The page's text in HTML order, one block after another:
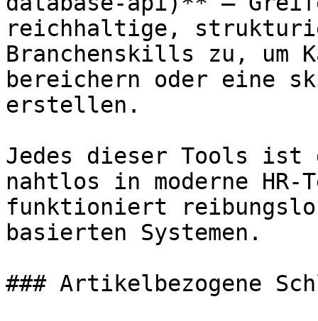
reichhaltige,
Branchenskills zu, um
bereichern oder eine
erstellen.
Jedes dieser Tools ist
nahtlos in moderne HR-
funktioniert
basierten Systemen.
### Artikelbezogene